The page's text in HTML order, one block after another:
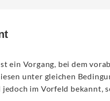
ein Vorgang, bei dem
unter gleichen
im Vorfeld bekannt,